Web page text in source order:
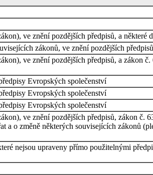
ve znění pozdějších předpisů, a některé
zákonů, ve znění pozdějších
ve znění pozdějších předpisů, a zákon
Evropských společenství
Evropských společenství
Evropských společenství
ve znění pozdějších předpisů, zákon č.
a o změně některých souvisejících zákonů
nejsou upraveny přímo použitelnými